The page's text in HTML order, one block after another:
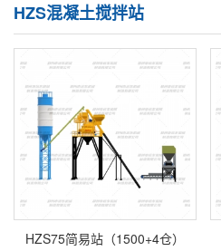
HZS混凝土搅拌站
HZS75简易站（1500+4仓）